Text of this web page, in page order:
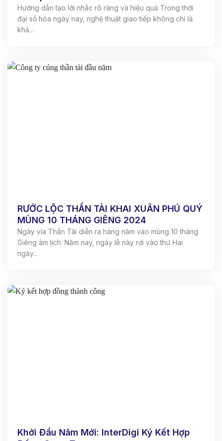
Hướng dẫn tạo lời nhắc rõ ràng và hiệu quả Trong thời
đại số hóa ngày nay, nghệ thuật giao tiếp không chỉ là
khả...
RƯỚC LỘC THẦN TÀI KHAI XUÂN PHÚ QUÝ
MÙNG 10 THÁNG GIÊNG 2024
Ngày vía Thần Tài diễn ra hàng năm vào mùng 10 tháng
Giêng âm lịch. Năm nay, ngày lễ này rơi vào thứ Hai
ngày...
Khởi Đầu Năm Mới: InterDigi Ký Kết Hợp